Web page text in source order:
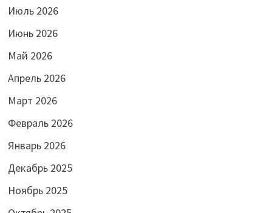
Июль 2026
Июнь 2026
Май 2026
Апрель 2026
Март 2026
Февраль 2026
Январь 2026
Декабрь 2025
Ноябрь 2025